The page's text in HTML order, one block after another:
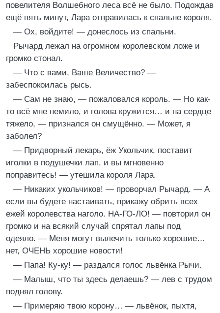
повелителя Волшебного леса всё не было. Подождав
ещё пять минут, Лара отправилась к спальне короля.
— Ох, войдите! — донеслось из спальни.
Рычард лежал на огромном королевском ложе и
громко стонал.
— Что с вами, Ваше Величество? —
забеспокоилась рысь.
— Сам не знаю, — пожаловался король. — Но как-
то всё мне немило, и голова кружится… и на сердце
тяжело, — признался он смущённо. — Может, я
заболел?
— Придворный лекарь, ёж Укольчик, поставит
иголки в подушечки лап, и вы мгновенно
поправитесь! — утешила короля Лара.
— Никаких укольчиков! — проворчал Рычард. — А
если вы будете настаивать, прикажу обрить всех
ежей королевства наголо. НА-ГО-ЛО! — повторил он
громко и на всякий случай спрятал лапы под
одеяло. — Меня могут вылечить только хорошие…
нет, ОЧЕНЬ хорошие новости!
— Папа! Ку-ку! — раздался голос львёнка Рычи.
— Малыш, что ты здесь делаешь? — лев с трудом
поднял голову.
— Примеряю твою корону… — львёнок, пыхтя,